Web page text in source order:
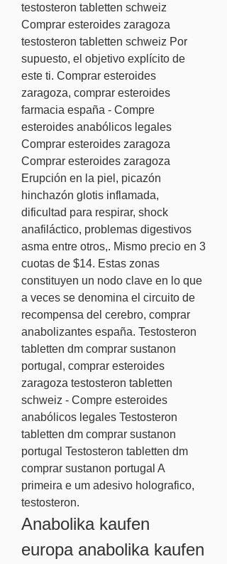
testosteron tabletten schweiz
Comprar esteroides zaragoza
testosteron tabletten schweiz Por
supuesto, el objetivo explícito de
este ti. Comprar esteroides
zaragoza, comprar esteroides
farmacia españa - Compre
esteroides anabólicos legales
Comprar esteroides zaragoza
Comprar esteroides zaragoza
Erupción en la piel, picazón
hinchazón glotis inflamada,
dificultad para respirar, shock
anafiláctico, problemas digestivos
asma entre otros,. Mismo precio en 3
cuotas de $14. Estas zonas
constituyen un nodo clave en lo que
a veces se denomina el circuito de
recompensa del cerebro, comprar
anabolizantes españa. Testosteron
tabletten dm comprar sustanon
portugal, comprar esteroides
zaragoza testosteron tabletten
schweiz - Compre esteroides
anabólicos legales Testosteron
tabletten dm comprar sustanon
portugal Testosteron tabletten dm
comprar sustanon portugal A
primeira e um adesivo holografico,
testosteron.
Anabolika kaufen
europa anabolika kaufen